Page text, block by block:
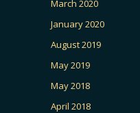
March 2020
January 2020
August 2019
May 2019
May 2018
April 2018